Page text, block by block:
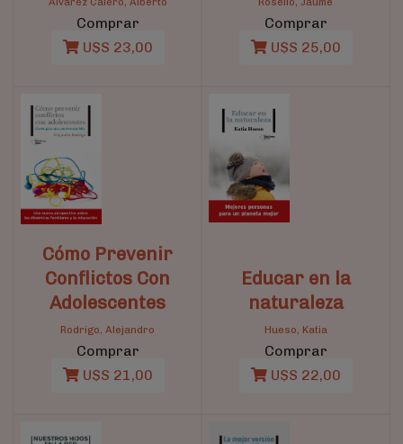
Comprar
U$S 23,00
Comprar
U$S 25,00
Cómo Prevenir
Conflictos Con
Adolescentes
Rodrigo, Alejandro
Comprar
U$S 21,00
Educar en la
naturaleza
Hueso, Katia
Comprar
U$S 22,00